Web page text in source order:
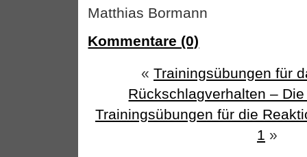
Matthias Bormann
Kommentare (0)
« Trainingsübungen für
Rückschlagverhalten –
Trainingsübungen für die
1 »